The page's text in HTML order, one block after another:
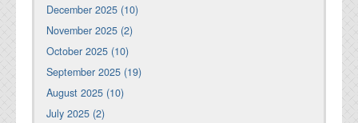
December 2025 (10)
November 2025 (2)
October 2025 (10)
September 2025 (19)
August 2025 (10)
July 2025 (2)